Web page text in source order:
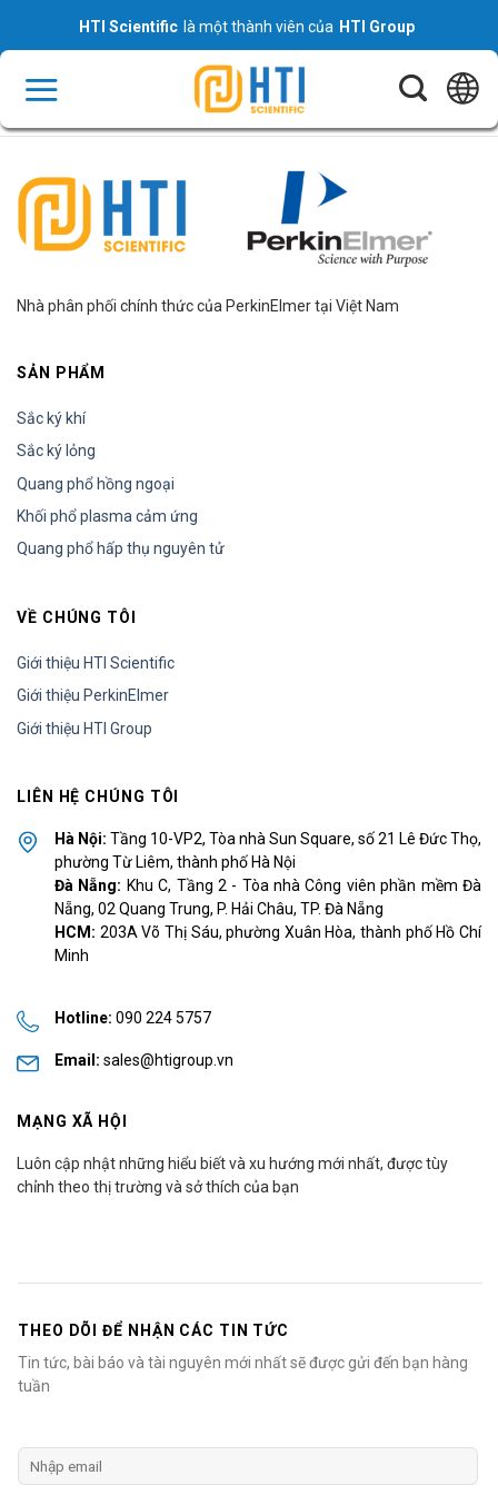
content
HTI Scientific là một thành viên của HTI Group
Nhà phân phối chính thức của PerkinElmer tại Việt Nam
SẢN PHẨM
Sắc ký khí
Sắc ký lỏng
Quang phổ hồng ngoại
Khối phổ plasma cảm ứng
Quang phổ hấp thụ nguyên tử
VỀ CHÚNG TÔI
Giới thiệu HTI Scientific
Giới thiệu PerkinElmer
Giới thiệu HTI Group
LIÊN HỆ CHÚNG TÔI
Hà Nội: Tầng 10-VP2, Tòa nhà Sun Square, số 21 Lê Đức Thọ,
phường Từ Liêm, thành phố Hà Nội
Đà Nẵng: Khu C, Tầng 2 - Tòa nhà Công viên phần mềm Đà
Nẵng, 02 Quang Trung, P. Hải Châu, TP. Đà Nẵng
HCM: 203A Võ Thị Sáu, phường Xuân Hòa, thành phố Hồ Chí
Minh
Hotline: 090 224 5757
Email: sales@htigroup.vn
MẠNG XÃ HỘI
Luôn cập nhật những hiểu biết và xu hướng mới nhất, được tùy
chỉnh theo thị trường và sở thích của bạn
THEO DÕI ĐỂ NHẬN CÁC TIN TỨC
Tin tức, bài báo và tài nguyên mới nhất sẽ được gửi đến bạn hàng
tuần